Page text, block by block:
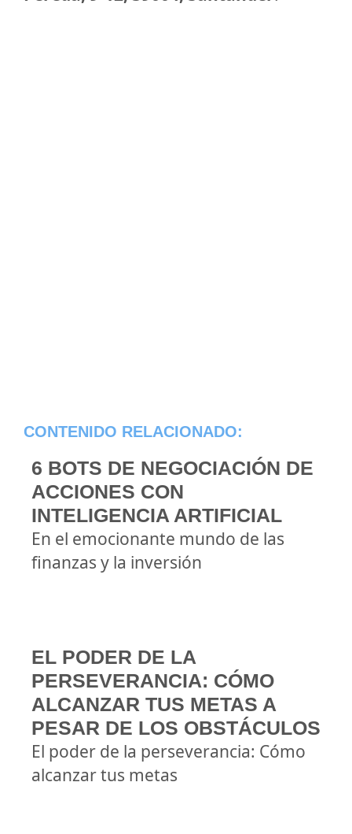
CONTENIDO RELACIONADO:
6 BOTS DE NEGOCIACIÓN DE
ACCIONES CON
INTELIGENCIA ARTIFICIAL
En el emocionante mundo de las
finanzas y la inversión
EL PODER DE LA
PERSEVERANCIA: CÓMO
ALCANZAR TUS METAS A
PESAR DE LOS OBSTÁCULOS
El poder de la perseverancia: Cómo
alcanzar tus metas